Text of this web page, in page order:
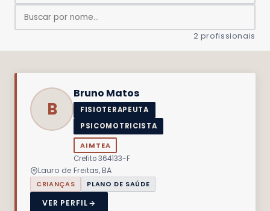
2 profissionais
B
Bruno Matos
FISIOTERAPEUTA
PSICOMOTRICISTA
AIMTEA
Crefito 364133-F
Lauro de Freitas, BA
CRIANÇAS PLANO DE SAÚDE
VER PERFIL